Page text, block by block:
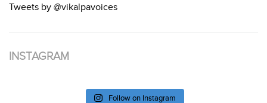
Tweets by @vikalpavoices
INSTAGRAM
Follow on Instagram